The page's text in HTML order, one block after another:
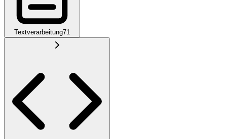
Textverarbeitung71